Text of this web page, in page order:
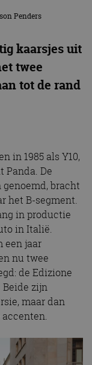
Penders
kaarsjes uit
twee
tot de rand
in 1985 als Y10,
Panda. De
bracht
het B-segment.
in productie
in Italië.
een jaar
nu twee
de Edizione
zijn
maar dan